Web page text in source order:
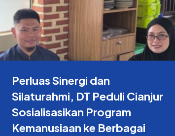
Perluas Sinergi dan
Silaturahmi, DT Peduli Cianjur
Sosialisasikan Program
Kemanusiaan ke Berbagai